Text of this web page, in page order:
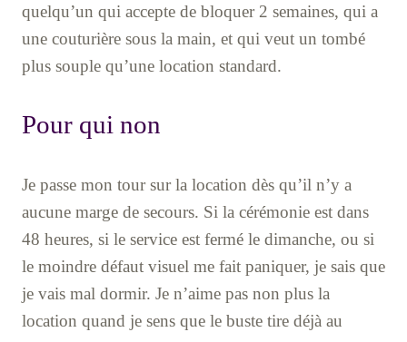
quelqu’un qui accepte de bloquer 2 semaines, qui a
une couturière sous la main, et qui veut un tombé
plus souple qu’une location standard.
Pour qui non
Je passe mon tour sur la location dès qu’il n’y a
aucune marge de secours. Si la cérémonie est dans
48 heures, si le service est fermé le dimanche, ou si
le moindre défaut visuel me fait paniquer, je sais que
je vais mal dormir. Je n’aime pas non plus la
location quand je sens que le buste tire déjà au